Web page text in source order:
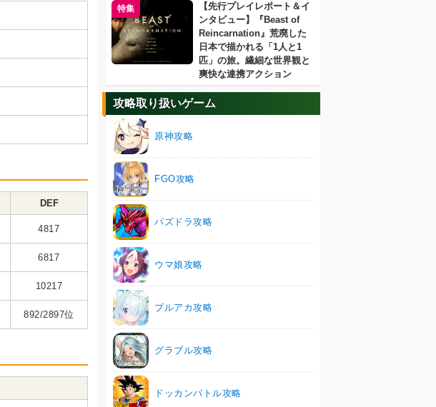
DEF
4817
6817
10217
892/2897位
特集
【先行プレイレポート＆イ
ンタビュー】『Beast of
Reincarnation』荒廃した
日本で描かれる「1人と1
匹」の旅。繊細な世界観と
爽快な連携アクション
攻略取り扱いゲーム
原神攻略
FGO攻略
パズドラ攻略
ウマ娘攻略
ブルアカ攻略
グラブル攻略
ドッカンバトル攻略